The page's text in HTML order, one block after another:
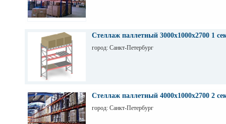
Стеллаж паллетный 3000х1000х2700 1
город: Санкт-Петербург
Стеллаж паллетный 4000х1000х2700 2
город: Санкт-Петербург